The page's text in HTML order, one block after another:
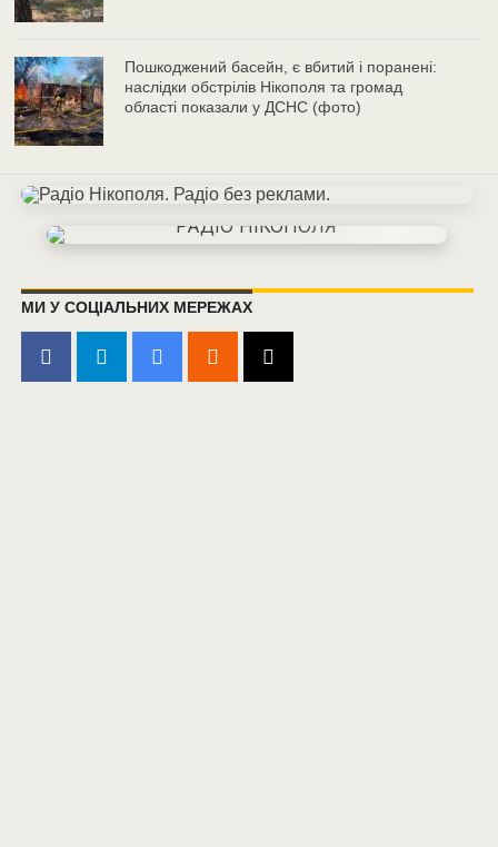
Пошкоджений басейн, є вбитий і поранені:
наслідки обстрілів Нікополя та громад
області показали у ДСНС (фото)
МИ У СОЦІАЛЬНИХ МЕРЕЖАХ